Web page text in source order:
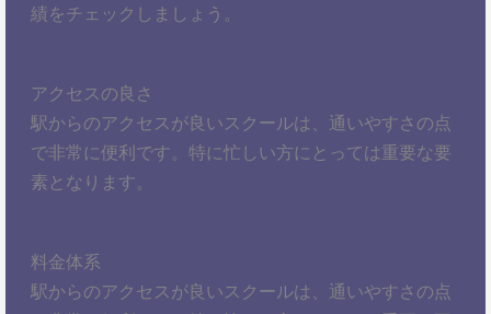
績をチェックしましょう。
アクセスの良さ
駅からのアクセスが良いスクールは、通いやすさの点
で非常に便利です。特に忙しい方にとっては重要な要
素となります。
料金体系
駅からのアクセスが良いスクールは、通いやすさの点